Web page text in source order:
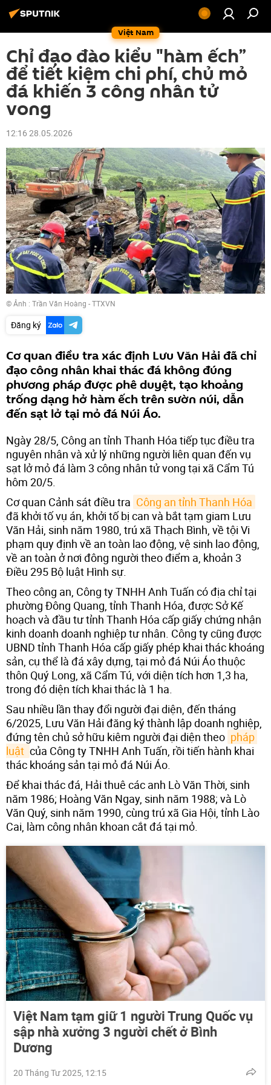
Việt Nam
Chỉ đạo đào kiểu "hàm ếch”
để tiết kiệm chi phí, chủ mỏ
đá khiến 3 công nhân tử
vong
12:16 28.05.2026
© Ảnh : Trần Văn Hoàng - TTXVN
Đăng ký
Cơ quan điều tra xác định Lưu Văn Hải đã chỉ
đạo công nhân khai thác đá không đúng
phương pháp được phê duyệt, tạo khoảng
trống dạng hở hàm ếch trên sườn núi, dẫn
đến sạt lở tại mỏ đá Núi Áo.
Ngày 28/5, Công an tỉnh Thanh Hóa tiếp tục điều tra
nguyên nhân và xử lý những người liên quan đến vụ
sạt lở mỏ đá làm 3 công nhân tử vong tại xã Cẩm Tú
hôm 20/5.
Cơ quan Cảnh sát điều tra Công an tỉnh Thanh Hóa
đã khởi tố vụ án, khởi tố bị can và bắt tạm giam Lưu
Văn Hải, sinh năm 1980, trú xã Thạch Bình, về tội Vi
phạm quy định về an toàn lao động, vệ sinh lao động,
về an toàn ở nơi đông người theo điểm a, khoản 3
Điều 295 Bộ luật Hình sự.
Theo công an, Công ty TNHH Anh Tuấn có địa chỉ tại
phường Đông Quang, tỉnh Thanh Hóa, được Sở Kế
hoạch và đầu tư tỉnh Thanh Hóa cấp giấy chứng nhận
kinh doanh doanh nghiệp tư nhân. Công ty cũng được
UBND tỉnh Thanh Hóa cấp giấy phép khai thác khoáng
sản, cụ thể là đá xây dựng, tại mỏ đá Núi Áo thuộc
thôn Quý Long, xã Cẩm Tú, với diện tích hơn 1,3 ha,
trong đó diện tích khai thác là 1 ha.
Sau nhiều lần thay đổi người đại diện, đến tháng
6/2025, Lưu Văn Hải đăng ký thành lập doanh nghiệp,
đứng tên chủ sở hữu kiêm người đại diện theo pháp
luật của Công ty TNHH Anh Tuấn, rồi tiến hành khai
thác khoáng sản tại mỏ đá Núi Áo.
Để khai thác đá, Hải thuê các anh Lò Văn Thời, sinh
năm 1986; Hoàng Văn Ngay, sinh năm 1988; và Lò
Văn Quý, sinh năm 1990, cùng trú xã Gia Hội, tỉnh Lào
Cai, làm công nhân khoan cắt đá tại mỏ.
Việt Nam tạm giữ 1 người Trung Quốc vụ
sập nhà xưởng 3 người chết ở Bình
Dương
20 Tháng Tư 2025, 12:15